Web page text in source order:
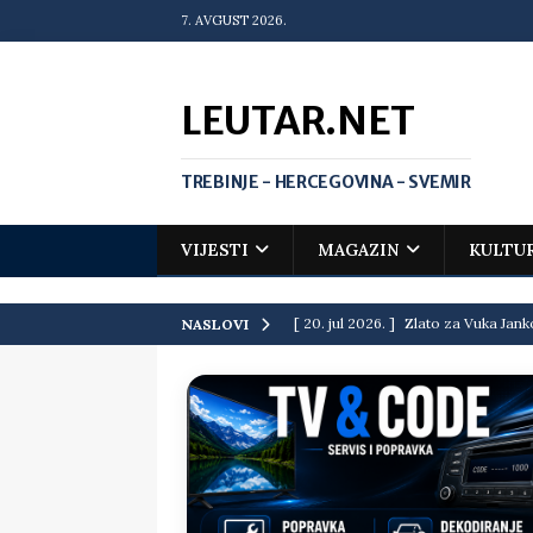
7. AVGUST 2026.
LEUTAR.NET
TREBINJE - HERCEGOVINA - SVEMIR
VIJESTI MAGAZIN
NASLOVI [ 20. jul 2026. ] Zlato za Vuka
[ 19. jul 2026. ] Da li i obraz ima
[ 16. jul 2026. ] Mile će da ti
[ 16. jul 2026. ] Krediti i dugovi
[ 15. jul 2026. ] Politički potres u